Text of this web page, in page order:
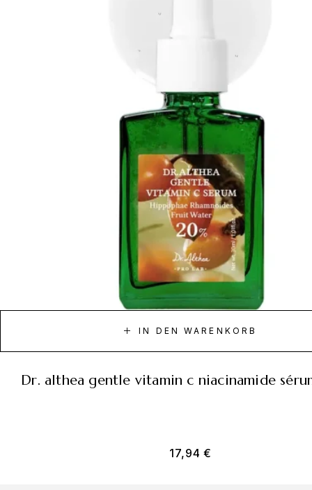
IN DEN WARENKORB
dr. althea gentle vitamin c niacinamide
17,94€